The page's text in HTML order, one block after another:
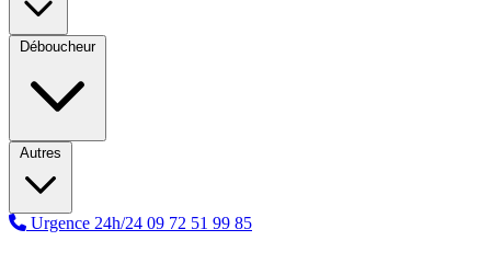
Déboucheur
Autres
Urgence 24h/24 09 72 51 99 85